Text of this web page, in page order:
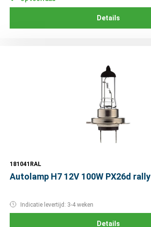
Details
181041RAL
Autolamp H7 12V 100W PX26d rally
Indicatie levertijd: 3-4 weken
Details